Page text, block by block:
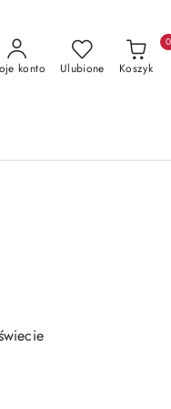
konto Ulubione Koszyk
0